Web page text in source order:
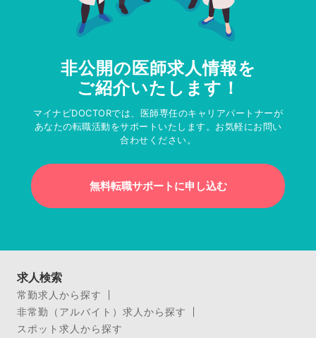
非公開の医師求人情報を
ご紹介いたします！
マイナビDOCTORでは、医師専任のキャリアパートナーが
あなたの転職活動をサポートいたします。お気軽にお問い
合わせください。
無料転職サポートに申し込む
求人検索
常勤求人から探す
非常勤（アルバイト）求人から探す
スポット求人から探す